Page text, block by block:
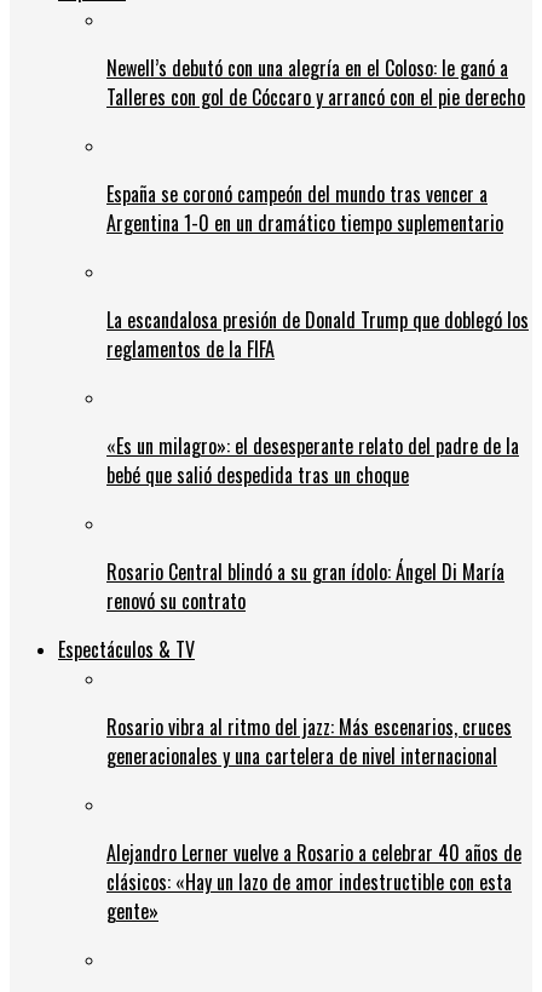
Newell’s debutó con una alegría en el Coloso: le ganó a
Talleres con gol de Cóccaro y arrancó con el pie derecho
España se coronó campeón del mundo tras vencer a
Argentina 1-0 en un dramático tiempo suplementario
La escandalosa presión de Donald Trump que doblegó los
reglamentos de la FIFA
«Es un milagro»: el desesperante relato del padre de la
bebé que salió despedida tras un choque
Rosario Central blindó a su gran ídolo: Ángel Di María
renovó su contrato
Espectáculos & TV
Rosario vibra al ritmo del jazz: Más escenarios, cruces
generacionales y una cartelera de nivel internacional
Alejandro Lerner vuelve a Rosario a celebrar 40 años de
clásicos: «Hay un lazo de amor indestructible con esta
gente»